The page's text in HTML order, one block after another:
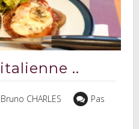
..
Bruno CHARLES
Pas